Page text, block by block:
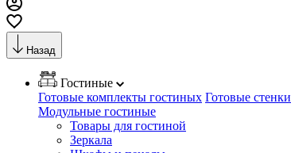
Назад
Гостиные
Готовые комплекты гостиных Готовые стенки
Модульные гостиные
Товары для гостиной
Зеркала